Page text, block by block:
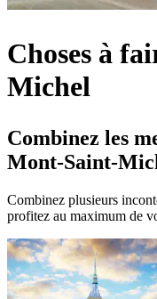
Choses à
Michel
Combinez les
Mont-Saint-
Combinez plusieurs
profitez au maximum de